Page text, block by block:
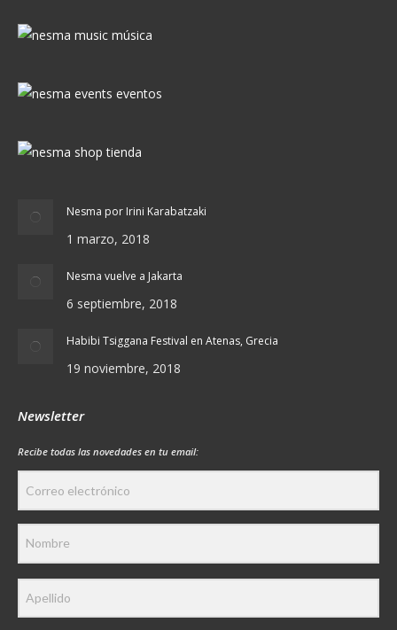
Nesma por Irini Karabatzaki
1 marzo, 2018
Nesma vuelve a Jakarta
6 septiembre, 2018
Habibi Tsiggana Festival en Atenas, Grecia
19 noviembre, 2018
Newsletter
Recibe todas las novedades en tu email: